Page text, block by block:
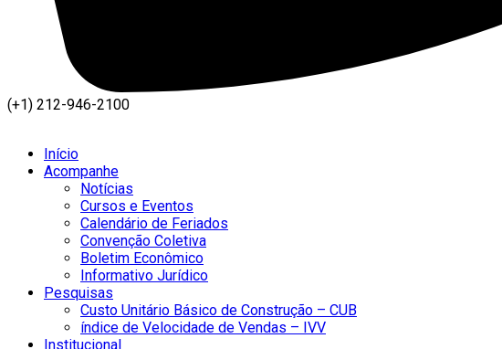
(+1) 212-946-2100
Início
Acompanhe
Notícias
Cursos e Eventos
Calendário de Feriados
Convenção Coletiva
Boletim Econômico
Informativo Jurídico
Pesquisas
Custo Unitário Básico de Construção – CUB
índice de Velocidade de Vendas – IVV
Institucional